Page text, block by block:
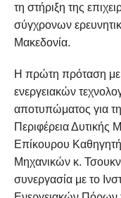
τη στήριξη της
σύγχρονων
Μακεδονία.
Η πρώτη πρόταση με
ενεργειακών
αποτυπώματος για
Περιφέρεια Δυτικής
Επίκουρου
Μηχανικών κ.
συνεργασία με το